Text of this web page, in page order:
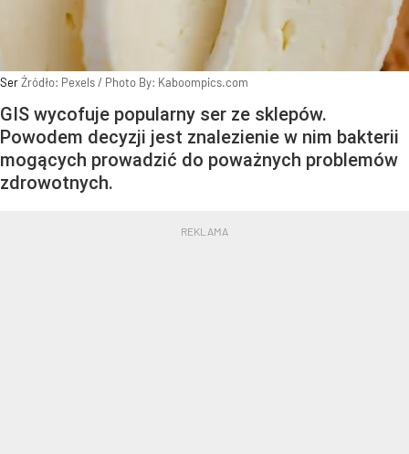
SerŹródło: Pexels/ Photo By: Kaboompics.com
GIS wycofuje popularny ser ze sklepów.
Powodem decyzji jest znalezienie w nim bakterii
mogących prowadzić do poważnych problemów
zdrowotnych.